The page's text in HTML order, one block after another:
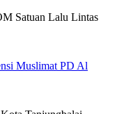
Satuan Lalu Lintas
Muslimat PD Al